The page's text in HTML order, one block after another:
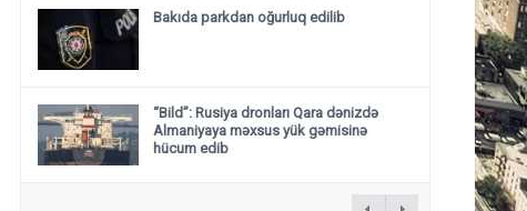
Bakıda parkdan oğurluq edilib
“Bild”: Rusiya dronları Qara dənizdə
Almaniyaya məxsus yük gəmisinə
hücum edib